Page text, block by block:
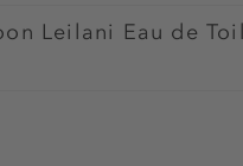
Leilani Eau de